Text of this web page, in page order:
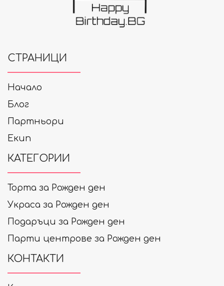
СТРАНИЦИ
Начало
Блог
Партньори
Екип
КАТЕГОРИИ
Торта за Рожден ден
Украса за Рожден ден
Подаръци за Рожден ден
Парти центрове за Рожден ден
КОНТАКТИ